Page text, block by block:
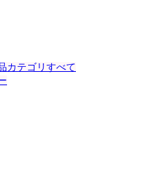
カテゴリすべて